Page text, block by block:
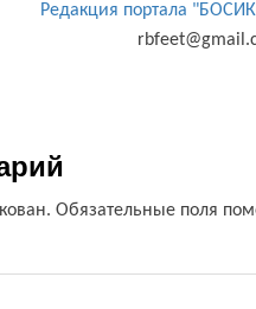
Редакция портала
Обязательные поля